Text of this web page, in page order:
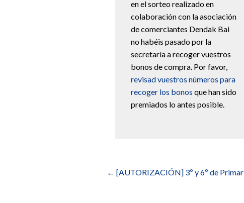
en el sorteo realizado en
colaboración con la asociación
de comerciantes Dendak Bai
no habéis pasado por la
secretaría a recoger vuestros
bonos de compra. Por favor,
revisad vuestros números para
recoger los bonos que han sido
premiados lo antes posible.
de
← [AUTORIZACIÓN] 3º y 6º de